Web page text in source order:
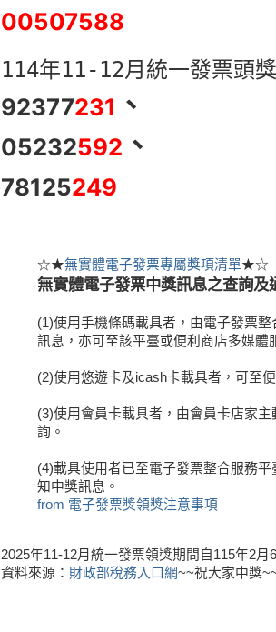
00507588
114年11-12月統一發票頭獎
92377231 、
05232592 、
78125249
☆★無實體電子發票專屬獎項清單★☆
無實體電子發票中獎訊息之查詢及
(1)使用手機條碼載具者，由電子發票
訊息，亦可至該平臺或便利商店多媒體
(2)使用悠遊卡及icash卡載具者，可至
(3)使用會員卡載具者，由會員卡店家
詢。
(4)載具使用者已至電子發票整合服務
知中獎訊息。
from 電子發票獎領獎注意事項
2025年11-12月統一發票領獎期間自115年2月
資料來源： 財政部稅務入口網~~祝大家中獎